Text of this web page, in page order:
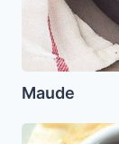
Maude
Tapenade